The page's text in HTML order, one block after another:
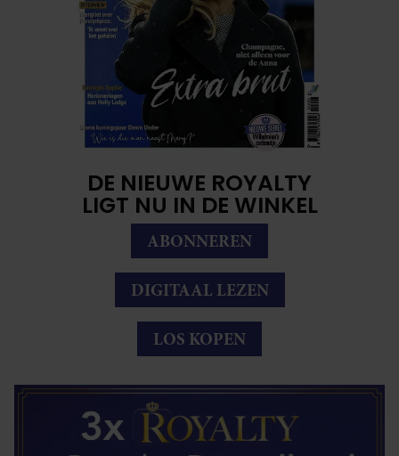
DE NIEUWE ROYALTY
LIGT NU IN DE WINKEL
ABONNEREN
DIGITAAL LEZEN
LOS KOPEN